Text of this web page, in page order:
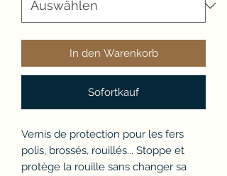
In den Warenkorb
Sofortkauf
Vernis de protection pour les fers
polis, brossés, rouillés... Stoppe et
protège la rouille sans changer sa